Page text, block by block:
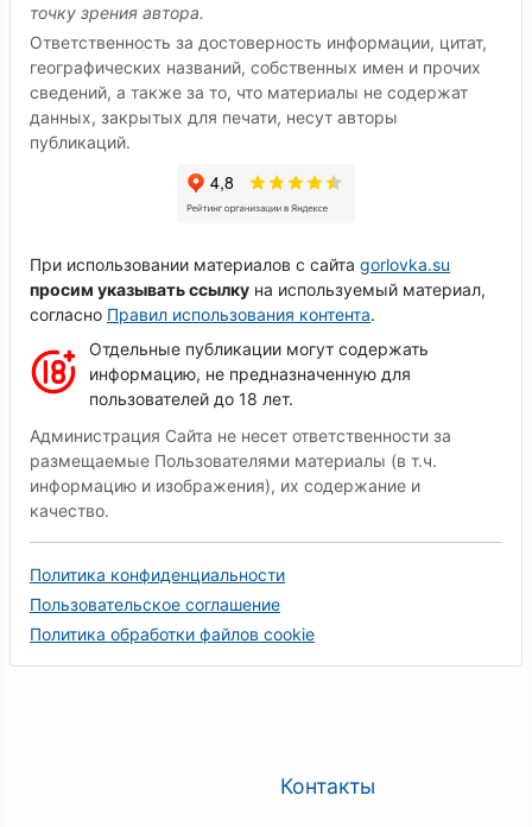
точку зрения автора.
Ответственность за достоверность информации, цитат,
географических названий, собственных имен и прочих
сведений, а также за то, что материалы не содержат
данных, закрытых для печати, несут авторы
публикаций.
При использовании материалов с сайта gorlovka.su
просим указывать ссылку на используемый материал,
согласно Правил использования контента.
Отдельные публикации могут содержать
информацию, не предназначенную для
пользователей до 18 лет.
Администрация Сайта не несет ответственности за
размещаемые Пользователями материалы (в т.ч.
информацию и изображения), их содержание и
качество.
Политика конфиденциальности
Пользовательское соглашение
Политика обработки файлов cookie
Контакты